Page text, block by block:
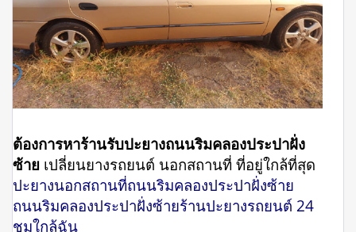
ต้องการหาร้านรับปะยางถนนริมคลองประปาฝั่ง
ซ้าย เปลี่ยนยางรถยนต์ นอกสถานที่ ที่อยู่ใกล้ที่สุด
ปะยางนอกสถานที่ถนนริมคลองประปาฝั่งซ้าย
ถนนริมคลองประปาฝั่งซ้ายร้านปะยางรถยนต์ 24
ชมใกล้ฉัน